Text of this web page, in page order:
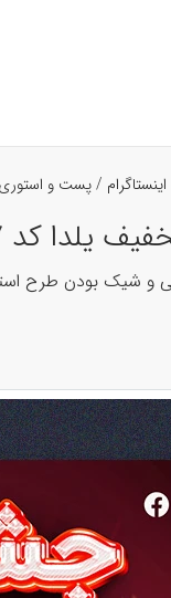
/پست و استوری
یلدا کد 25197
شیک بودن طرح